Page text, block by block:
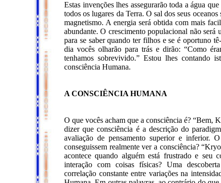
Estas invenções lhes assegurarão toda a água
todos os lugares da Terra. O sal dos seus
magnetismo. A energia será obtida com mais
abundante. O crescimento populacional não será
para se saber quando ter filhos e se é oportuno
dia vocês olharão para trás e dirão: “Como
tenhamos sobrevivido.” Estou lhes
consciência Humana.
A CONSCIÊNCIA HUMANA
O que vocês acham que a consciência é? “Bem,
dizer que consciência é a descrição do
avaliação de pensamento superior e inferior.
conseguissem realmente ver a consciência?
acontece quando alguém está frustrado e seu
interação com coisas físicas? Uma
correlação constante entre variações na